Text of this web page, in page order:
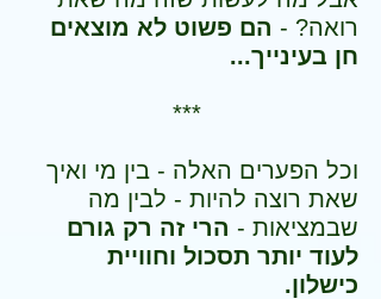
רואה? - הם פשוט לא מוצאים
חן בעינייך...
***
וכל הפערים האלה - בין מי ואיך
שאת רוצה להיות - לבין מה
שבמציאות - הרי זה רק גורם
לעוד יותר תסכול וחוויית
כישלון.